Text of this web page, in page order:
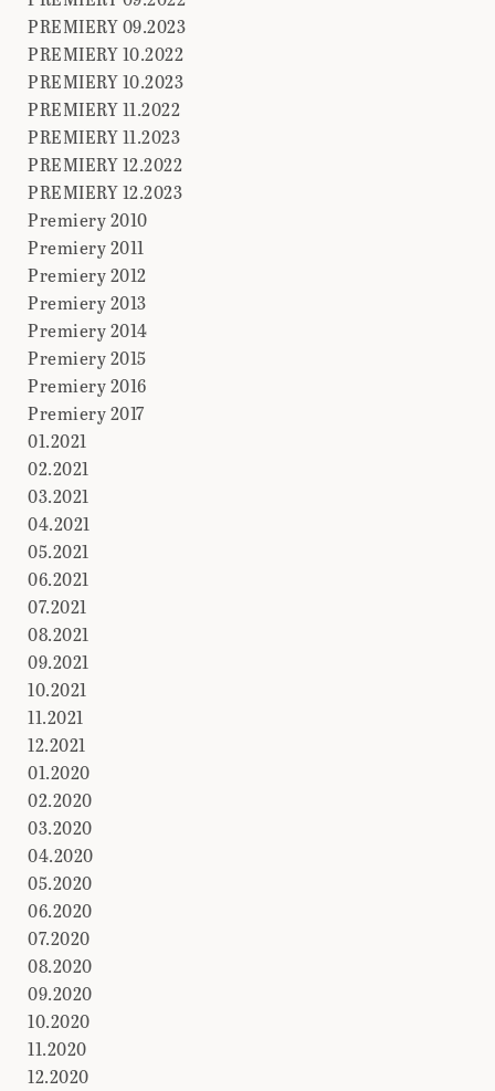
PREMIERY 09.2023
PREMIERY 10.2022
PREMIERY 10.2023
PREMIERY 11.2022
PREMIERY 11.2023
PREMIERY 12.2022
PREMIERY 12.2023
Premiery 2010
Premiery 2011
Premiery 2012
Premiery 2013
Premiery 2014
Premiery 2015
Premiery 2016
Premiery 2017
01.2021
02.2021
03.2021
04.2021
05.2021
06.2021
07.2021
08.2021
09.2021
10.2021
11.2021
12.2021
01.2020
02.2020
03.2020
04.2020
05.2020
06.2020
07.2020
08.2020
09.2020
10.2020
11.2020
12.2020